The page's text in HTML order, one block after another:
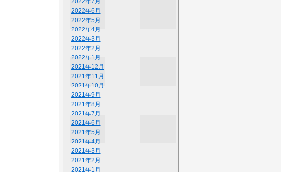
2022年7月
2022年6月
2022年5月
2022年4月
2022年3月
2022年2月
2022年1月
2021年12月
2021年11月
2021年10月
2021年9月
2021年8月
2021年7月
2021年6月
2021年5月
2021年4月
2021年3月
2021年2月
2021年1月